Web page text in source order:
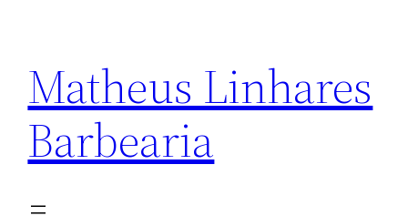
Matheus Linhares
Barbearia